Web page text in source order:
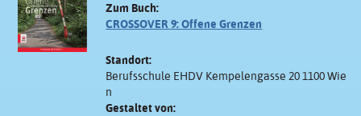
Zum Buch:
CROSSOVER 9: Offene Grenzen
Standort:
Berufsschule EHDV Kempelengasse 20 1100 Wie
n
Gestaltet von: